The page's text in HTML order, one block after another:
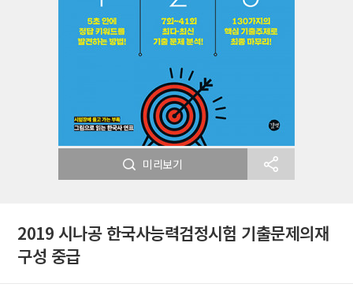
미리보기
2019 시나공 한국사능력검정시험 기출문제의재
구성 중급